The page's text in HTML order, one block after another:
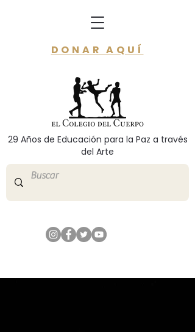
DONAR AQUÍ
29 Años de Educación para la Paz a través
del Arte